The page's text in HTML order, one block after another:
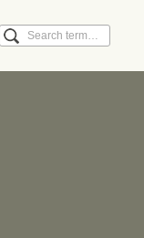
Search